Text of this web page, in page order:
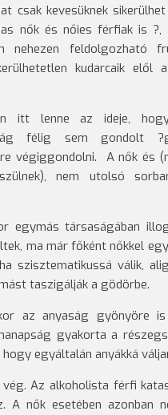
csak kevesüknek sikerülhet
nők és nőies férfiak is ?,
nehezen feldolgozható
kudarcaik elől
itt lenne az ideje,
félig sem gondolt
végiggondolni. A nők és
nem utolsó
egymás társaságában
ma már főként nőkkel
szisztematikussá válik,
taszigálják a gödörbe.
az anyaság gyönyöre
gyakorta a
egyáltalán anyákká
vég. Az alkoholista férfi
A nők esetében azonban